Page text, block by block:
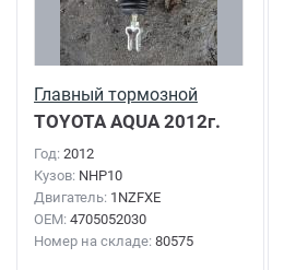
Главный тормозной
TOYOTA AQUA2012г.
Год: 2012
Кузов: NHP10
Двигатель: 1NZFXE
OEM: 4705052030
Номер на складе: 80575